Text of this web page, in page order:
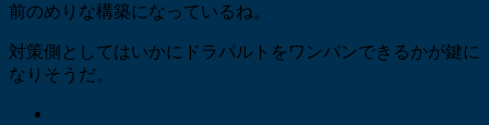
前のめりな構築になっているね。
対策側としてはいかにドラパルトをワンパンできるかが鍵に
なりそうだ。